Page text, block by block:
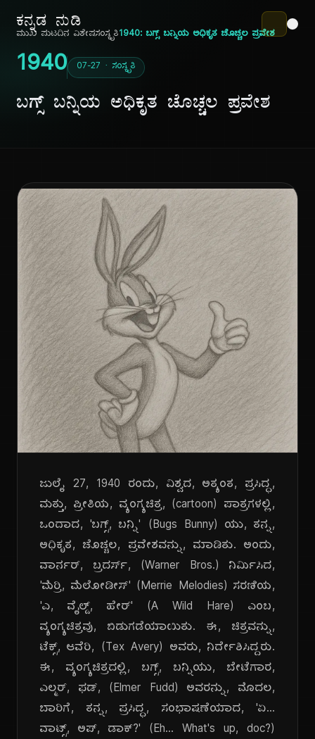
ಕನ್ನಡ ನುಡಿ
ಮುಖ ಪುಟದಿನ ವಿಶೇಷಸಂಸ್ಕೃತಿ1940: ಬಗ್ಸ್ ಬನ್ನಿಯ ಅಧಿಕೃತ ಚೊಚ್ಚಲ ಪ್ರವೇಶ
1940 07-27 · ಸಂಸ್ಕೃತಿ
ಬಗ್ಸ್ ಬನ್ನಿಯ ಅಧಿಕೃತ ಚೊಚ್ಚಲ ಪ್ರವೇಶ
ಜುಲೈ 27, 1940 ರಂದು, ವಿಶ್ವದ, ಅತ್ಯಂತ, ಪ್ರಸಿದ್ಧ,
ಮತ್ತು, ಪ್ರೀತಿಯ, ವ್ಯಂಗ್ಯಚಿತ್ರ, (cartoon) ಪಾತ್ರಗಳಲ್ಲಿ,
ಒಂದಾದ, 'ಬಗ್ಸ್, ಬನ್ನಿ' (Bugs Bunny) ಯು, ತನ್ನ,
ಅಧಿಕೃತ, ಚೊಚ್ಚಲ, ಪ್ರವೇಶವನ್ನು, ಮಾಡಿತು. ಅಂದು,
ವಾರ್ನರ್, ಬ್ರದರ್ಸ್, (Warner Bros.) ನಿರ್ಮಿಸಿದ,
'ಮೆರ್ರಿ, ಮೆಲೋಡೀಸ್' (Merrie Melodies) ಸರಣಿಯ,
'ಎ, ವೈಲ್ಡ್, ಹೇರ್' (A Wild Hare) ಎಂಬ,
ವ್ಯಂಗ್ಯಚಿತ್ರವು, ಬಿಡುಗಡೆಯಾಯಿತು. ಈ, ಚಿತ್ರವನ್ನು,
ಟೆಕ್ಸ್, ಆವೆರಿ, (Tex Avery) ಅವರು, ನಿರ್ದೇಶಿಸಿದ್ದರು.
ಈ, ವ್ಯಂಗ್ಯಚಿತ್ರದಲ್ಲಿ, ಬಗ್ಸ್, ಬನ್ನಿಯು, ಬೇಟೆಗಾರ,
ಎಲ್ಮರ್, ಫಡ್, (Elmer Fudd) ಅವರನ್ನು, ಮೊದಲ,
ಬಾರಿಗೆ, ತನ್ನ, ಪ್ರಸಿದ್ಧ, ಸಂಭಾಷಣೆಯಾದ, 'ಏ...
ವಾಟ್ಸ್, ಅಪ್, ಡಾಕ್?' (Eh... What's up, doc?)